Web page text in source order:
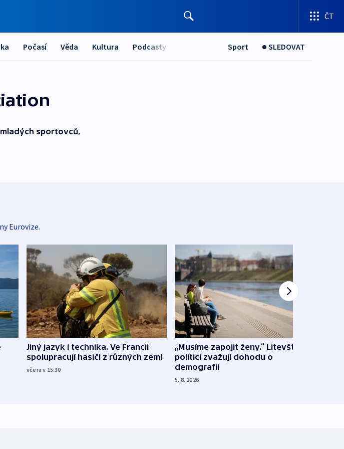
ČT
Počasí Věda Kultura Podcasty Sport SLEDOVAT
sportovců,
Eurovize.
Jiný jazyk i technika. Ve Francii
spolupracují hasiči z různých zemí
včera v 15:30
„Musíme zapojit ženy.“ Litevští
politici zvažují dohodu o
demografii
5. 8. 2026